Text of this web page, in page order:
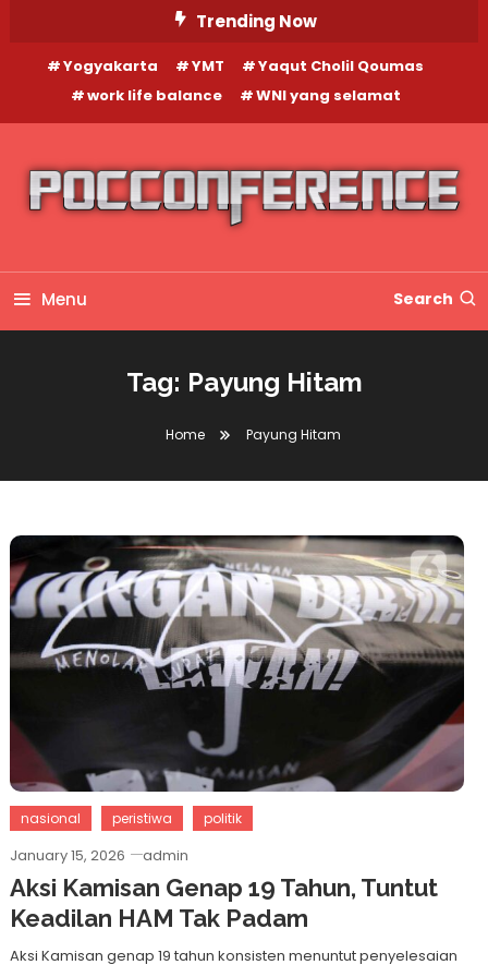
Content
Trending Now
Yogyakarta YMT
Yaqut Cholil Qoumas
work life balance
WNI yang selamat
Menu Search
Tag: Payung Hitam
Home Payung Hitam
nasional peristiwa politik
January 15, 2026 admin
Aksi Kamisan Genap 19 Tahun, Tuntut
Keadilan HAM Tak Padam
Aksi Kamisan genap 19 tahun konsisten menuntut penyelesaian